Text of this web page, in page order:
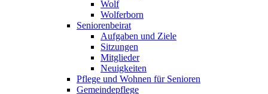
Wolf
Wolferborn
Seniorenbeirat
Aufgaben und Ziele
Sitzungen
Mitglieder
Neuigkeiten
Pflege und Wohnen für Senioren
Gemeindepflege